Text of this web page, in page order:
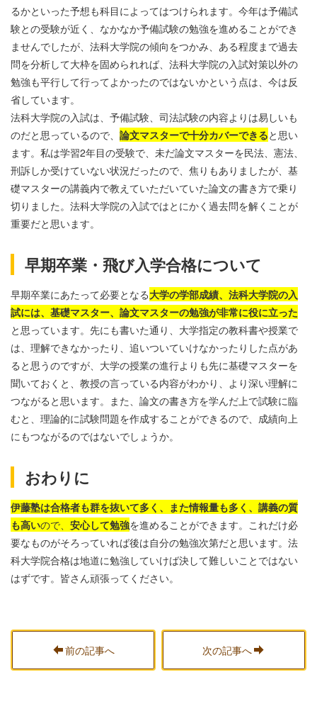
るかといった予想も科目によってはつけられます。今年は予備試
験との受験が近く、なかなか予備試験の勉強を進めることができ
ませんでしたが、法科大学院の傾向をつかみ、ある程度まで過去
問を分析して大枠を固められれば、法科大学院の入試対策以外の
勉強も平行して行ってよかったのではないかという点は、今は反
省しています。
法科大学院の入試は、予備試験、司法試験の内容よりは易しいも
のだと思っているので、 論文マスターで十分カバーできると思い
ます。私は学習2年目の受験で、未だ論文マスターを民法、憲法、
刑訴しか受けていない状況だったので、焦りもありましたが、基
礎マスターの講義内で教えていただいていた論文の書き方で乗り
切りました。法科大学院の入試ではとにかく過去問を解くことが
重要だと思います。
早期卒業・飛び入学合格について
早期卒業にあたって必要となる大学の学部成績、法科大学院の入
試には、基礎マスター、論文マスターの勉強が非常に役に立った
と思っています。先にも書いた通り、大学指定の教科書や授業で
は、理解できなかったり、追いついていけなかったりした点があ
ると思うのですが、大学の授業の進行よりも先に基礎マスターを
聞いておくと、教授の言っている内容がわかり、より深い理解に
つながると思います。また、論文の書き方を学んだ上で試験に臨
むと、理論的に試験問題を作成することができるので、成績向上
にもつながるのではないでしょうか。
おわりに
伊藤塾は合格者も群を抜いて多く、また情報量も多く、講義の質
も高いので、 安心して勉強を進めることができます。これだけ必
要なものがそろっていれば後は自分の勉強次第だと思います。法
科大学院合格は地道に勉強していけば決して難しいことではない
はずです。皆さん頑張ってください。
前の記事へ 次の記事へ